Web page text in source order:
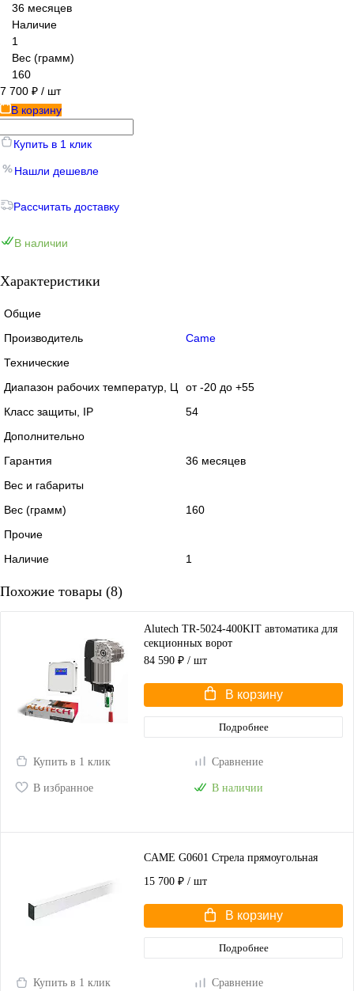
36 месяцев
Наличие
1
Вес (грамм)
160
7 700 ₽ / шт
В корзину
Купить в 1 клик
Нашли дешевле
Рассчитать доставку
В наличии
Характеристики
Общие
Производитель
Came
Технические
Диапазон рабочих температур, Ц
от -20 до +55
Класс защиты, IP
54
Дополнительно
Гарантия
36 месяцев
Вес и габариты
Вес (грамм)
160
Прочие
Наличие
1
Похожие товары (8)
Alutech TR-5024-400KIT автоматика для
секционных ворот
84 590 ₽ / шт
В корзину
Подробнее
Купить в 1 клик Сравнение
В избранное В наличии
CAME G0601 Стрела прямоугольная
15 700 ₽ / шт
В корзину
Подробнее
Купить в 1 клик Сравнение